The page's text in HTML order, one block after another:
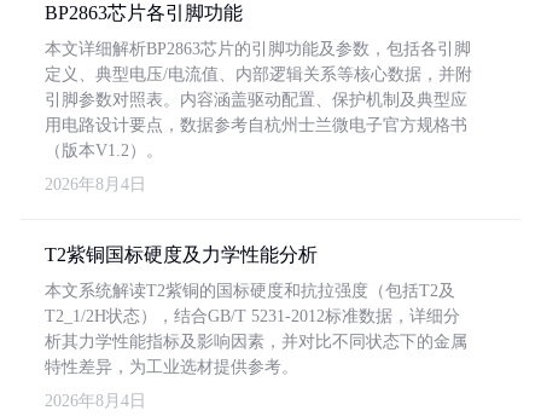
BP2863芯片各引脚功能
本文详细解析BP2863芯片的引脚功能及参数，包括各引脚
定义、典型电压/电流值、内部逻辑关系等核心数据，并附
引脚参数对照表。内容涵盖驱动配置、保护机制及典型应
用电路设计要点，数据参考自杭州士兰微电子官方规格书
（版本V1.2）。
2026年8月4日
T2紫铜国标硬度及力学性能分析
本文系统解读T2紫铜的国标硬度和抗拉强度（包括T2及
T2_1/2H状态），结合GB/T 5231-2012标准数据，详细分
析其力学性能指标及影响因素，并对比不同状态下的金属
特性差异，为工业选材提供参考。
2026年8月4日